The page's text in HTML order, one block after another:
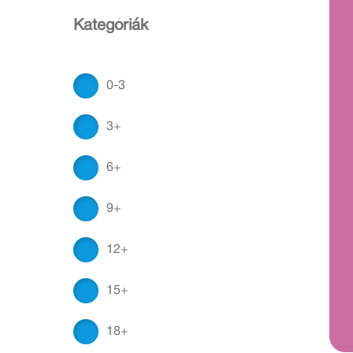
Kategóriák
0-3
3+
6+
9+
12+
15+
18+